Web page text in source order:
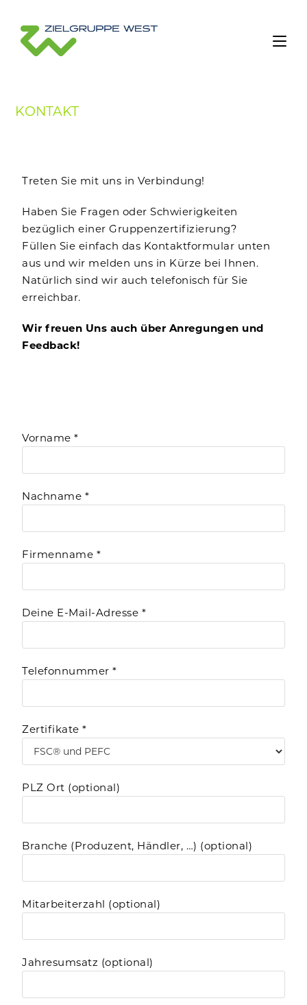
KONTAKT
Treten Sie mit uns in Verbindung!
Haben Sie Fragen oder Schwierigkeiten
bezüglich einer Gruppenzertifizierung?
Füllen Sie einfach das Kontaktformular unten
aus und wir melden uns in Kürze bei Ihnen.
Natürlich sind wir auch telefonisch für Sie
erreichbar.
Wir freuen Uns auch über Anregungen und
Feedback!
Vorname *
Nachname *
Firmenname *
Deine E-Mail-Adresse *
Telefonnummer *
Zertifikate *
PLZ Ort (optional)
Branche (Produzent, Händler, …) (optional)
Mitarbeiterzahl (optional)
Jahresumsatz (optional)